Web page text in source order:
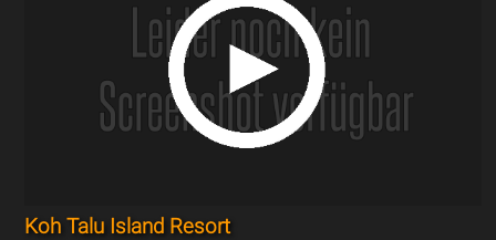
Koh Talu Island Resort